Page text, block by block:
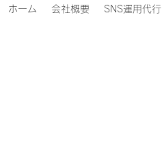
ホーム 会社概要 SNS運用代行